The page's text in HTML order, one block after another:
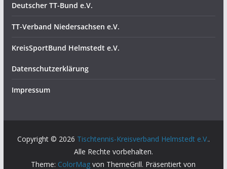
Deutscher TT-Bund e.V.
TT-Verband Niedersachsen e.V.
KreisSportBund Helmstedt e.V.
Datenschutzerklärung
Impressum
Copyright © 2026 Tischtennis-Kreisverband Helmstedt e.V..
Alle Rechte vorbehalten.
Theme: ColorMag von ThemeGrill. Präsentiert von